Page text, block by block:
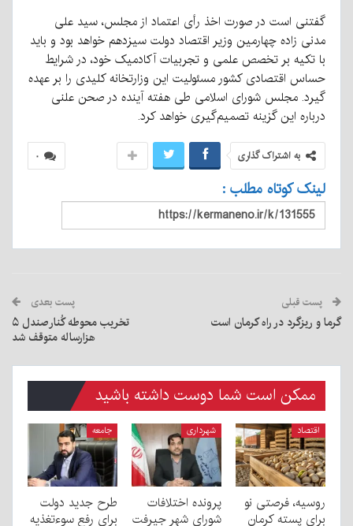
گفتنی است در صورت اخذ رأی اعتماد از مجلس، سید علی
مدنی زاده چهارمین وزیر اقتصاد دولت سیزدهم خواهد بود و باید
با تکیه بر تخصص علمی و تجربیات آکادمیک خود، در شرایط
حساس اقتصادی کشور مسئولیت این وزارتخانه کلیدی را بر عهده
گیرد. مجلس شورای اسلامی طی هفته آینده در صحن علنی
درباره این گزینه تصمیم‌گیری خواهد کرد.
۰ به اشتراک گذاری
لینک کوتاه مطلب :
پست قبلی
گرما و ریزگرد در راه کرمان است
پست بعدی
تخریب محوطه کُنارصندل ۵
هزارساله متوقف شد
ممکن است شما دوست داشته باشید
اقتصاد
روسیه، فرصتی نو
برای پسته کرمان
شهرداری
پرونده اختلافات
شورای شهر جیرفت
جامعه
طرح جدید دولت
برای رفع سوءتغذیه